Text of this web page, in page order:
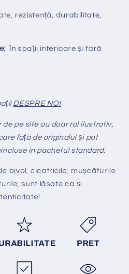
rezistență, durabilitate,
În spații interioare și fară
DESPRE NOI
pe site au doar rol ilustrativ,
față de originalul și pot
în pachetul standard.
bivol, cicatricile, mușcăturile
sunt lăsate ca și
PRET